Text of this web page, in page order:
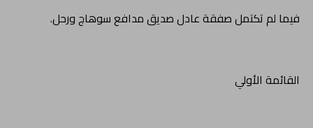
فيما لم تكتمل صفقة عادل صديق مدافع سوهاج ورحل.
القائمة الأولي